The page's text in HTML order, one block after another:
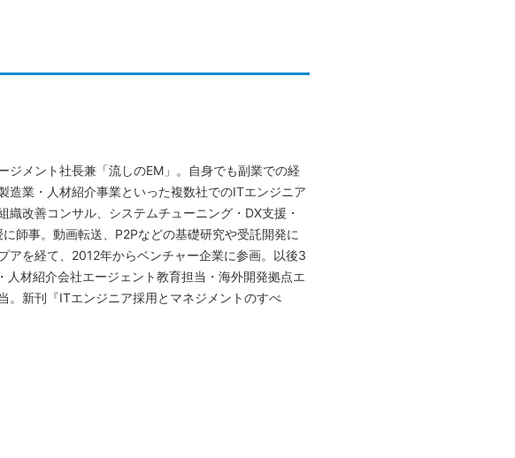
メント社長兼「流しのEM」。自身でも副業での経
造業・人材紹介事業といった複数社でのITエンジニア
改善コンサル、システムチューニング・DX支援・
師事。動画転送、P2Pなどの基礎研究や受託開発に
アを経て、2012年からベンチャー企業に参画。以後3
材紹介会社エージェント教育担当・海外開発拠点エ
。新刊『ITエンジニア採用とマネジメントのすべ